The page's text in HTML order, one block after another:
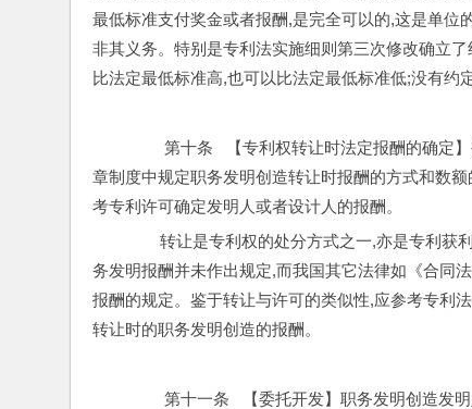
最低标准支付奖金或者报酬,是完全可以的,这是单位
非其义务。特别是专利法实施细则第三次修改确立
比法定最低标准高,也可以比法定最低标准低;没有约
第十条   【专利权转让时法定报酬的确定
章制度中规定职务发明创造转让时报酬的方式和数
考专利许可确定发明人或者设计人的报酬。
转让是专利权的处分方式之一,亦是专利获利
务发明报酬并未作出规定,而我国其它法律如《合同
报酬的规定。鉴于转让与许可的类似性,应参考专利
转让时的职务发明创造的报酬。
第十一条   【委托开发】职务发明创造发明